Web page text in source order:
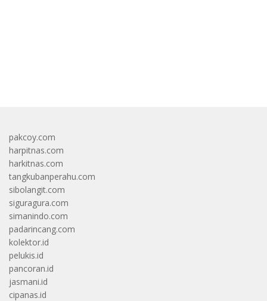
pakcoy.com
harpitnas.com
harkitnas.com
tangkubanperahu.com
sibolangit.com
siguragura.com
simanindo.com
padarincang.com
kolektor.id
pelukis.id
pancoran.id
jasmani.id
cipanas.id